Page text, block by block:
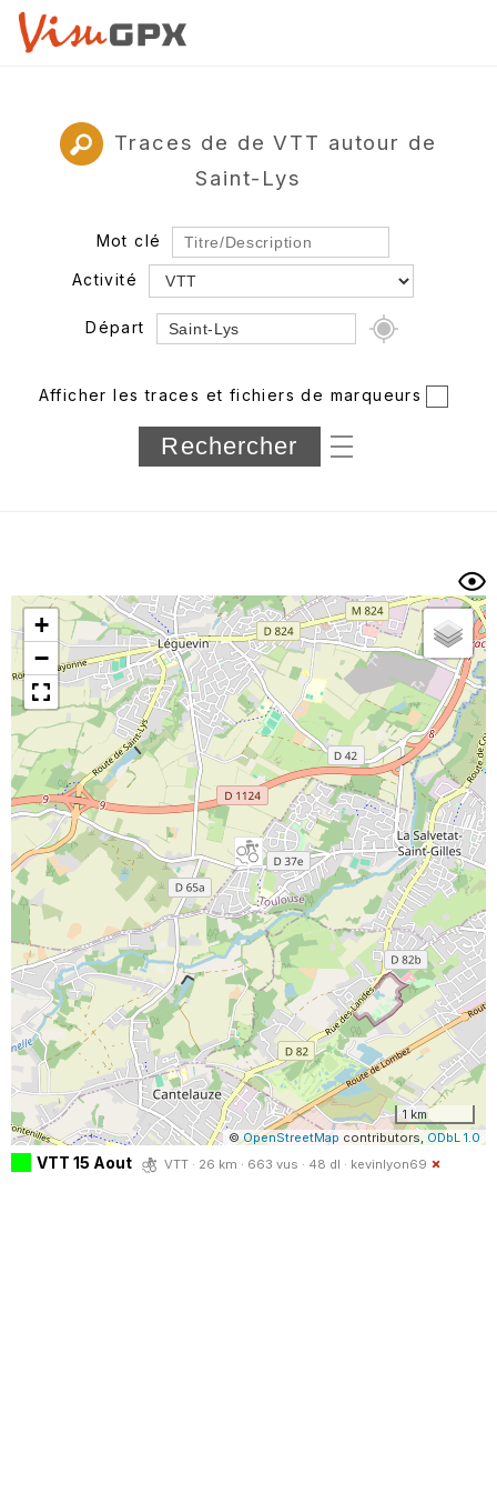
Traces de de VTT autour de
Saint-Lys
Mot clé
Activité
Départ
Département
Longueur min/max
Trier par
Horodatage Photos
Afficher les traces et fichiers de marqueurs
+
−
1 km
©OpenStreetMap contributors,ODbL 1.0
VTT 15 Aout VTT · 26 km · 663 vus · 48 dl · kevinlyon69